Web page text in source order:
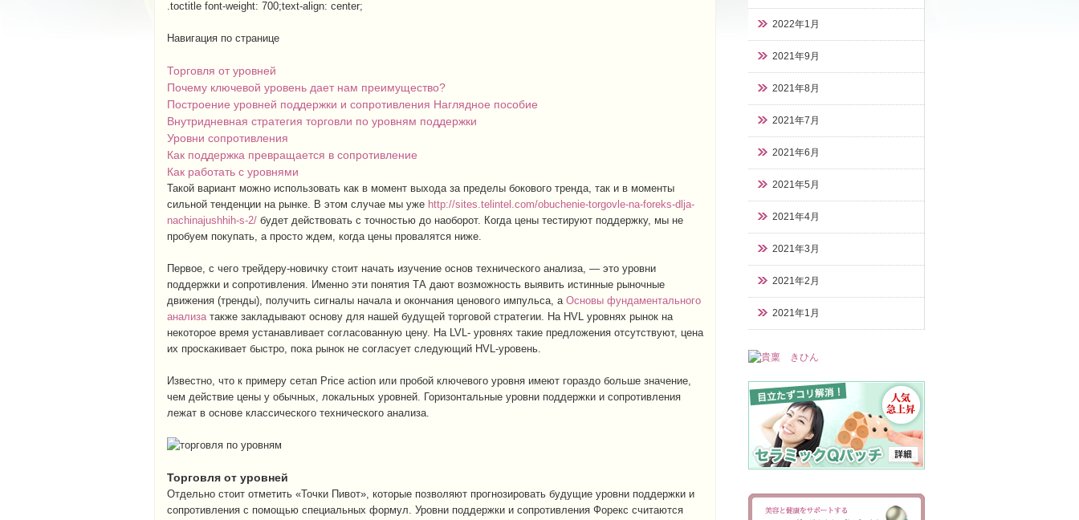
.toctitle font-weight: 700;text-align: center;
Навигация по странице
Торговля от уровней
Почему ключевой уровень дает нам преимущество?
Построение уровней поддержки и сопротивления Наглядное пособие
Внутридневная стратегия торговли по уровням поддержки
Уровни сопротивления
Как поддержка превращается в сопротивление
Как работать с уровнями
Такой вариант можно использовать как в момент выхода за пределы бокового тренда, так и в моменты
сильной тенденции на рынке. В этом случае мы уже http://sites.telintel.com/obuchenie-torgovle-na-foreks-dlja-
nachinajushhih-s-2/ будет действовать с точностью до наоборот. Когда цены тестируют поддержку, мы не
пробуем покупать, а просто ждем, когда цены провалятся ниже.
Первое, с чего трейдеру-новичку стоит начать изучение основ технического анализа, — это уровни
поддержки и сопротивления. Именно эти понятия ТА дают возможность выявить истинные рыночные
движения (тренды), получить сигналы начала и окончания ценового импульса, а Основы фундаментального
анализатакже закладывают основу для нашей будущей торговой стратегии. На HVL уровнях рынок на
некоторое время устанавливает согласованную цену. На LVL- уровнях такие предложения отсутствуют, цена
их проскакивает быстро, пока рынок не согласует следующий HVL-уровень.
Известно, что к примеру сетап Price action или пробой ключевого уровня имеют гораздо больше значение,
чем действие цены у обычных, локальных уровней. Горизонтальные уровни поддержки и сопротивления
лежат в основе классического технического анализа.
Торговля от уровней
Отдельно стоит отметить «Точки Пивот», которые позволяют прогнозировать будущие уровни поддержки и
сопротивления с помощью специальных формул. Уровни поддержки и сопротивления Форекс считаются
2022年1月
2021年9月
2021年8月
2021年7月
2021年6月
2021年5月
2021年4月
2021年3月
2021年2月
2021年1月